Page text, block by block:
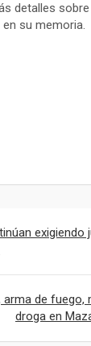
detalles
su memoria.
exigiendo
de fuego,
droga en